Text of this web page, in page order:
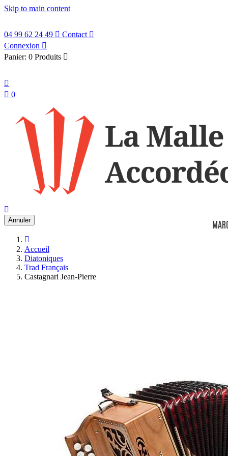
Skip to main content
04 99 62 24 49  Contact 
Connexion 
Panier: 0 Produits 

 0

Annuler

Accueil
Diatoniques
Trad Français
Castagnari Jean-Pierre